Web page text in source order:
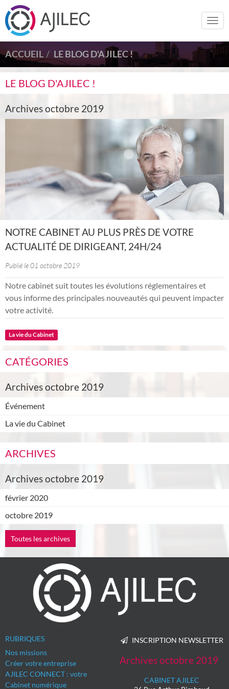
ACCUEIL LE BLOG D'AJILEC !
LE BLOG D'AJILEC !
Archives octobre 2019
NOTRE CABINET AU PLUS PRÈS DE VOTRE
ACTUALITÉ DE DIRIGEANT, 24H/24
Publié le 01 octobre 2019
Notre cabinet suit toutes les évolutions réglementaires et
vous informe des principales nouveautés qui peuvent impacter
votre activité.
La vie du Cabinet
CATÉGORIES
Archives octobre 2019
Événement
La vie du Cabinet
ARCHIVES
Archives octobre 2019
février 2020
octobre 2019
Toutes les archives
RUBRIQUES
Nos missions
Créer votre entreprise
AJILEC CONNECT : votre
Cabinet numérique
INSCRIPTION NEWSLETTER
Archives octobre 2019
CABINET AJILEC